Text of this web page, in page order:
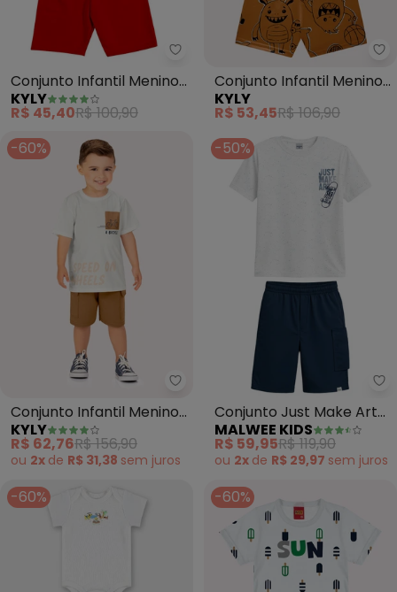
Kyly - Conjunto Infantil Menino
Conjunto Infantil Menino
em Algodão (Branco)
KYLY
R$ 45,40R$ 100,90
Conjunto Infantil Menino
Monstrinhos (Branco)
KYLY
R$ 53,45R$ 106,90
-60%
Kyly - Conjunto Infantil Menino
Conjunto Infantil Menino
em Algodão (Off White)
KYLY
R$ 62,76R$ 156,90
ou 2x de R$ 31,38 sem juros
-50%
Conjunto Just Make Art
(Branco)
MALWEE KIDS
R$ 59,95R$ 119,90
ou 2x de R$ 29,97 sem juros
-60% -60%